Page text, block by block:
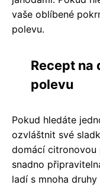
vaše oblíbené
polevu.
Recept na
polevu
Pokud hledáte
ozvláštnit své
domácí citronovou
snadno
ladí s mnoha